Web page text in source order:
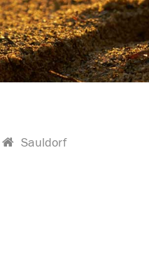
Sauldorf